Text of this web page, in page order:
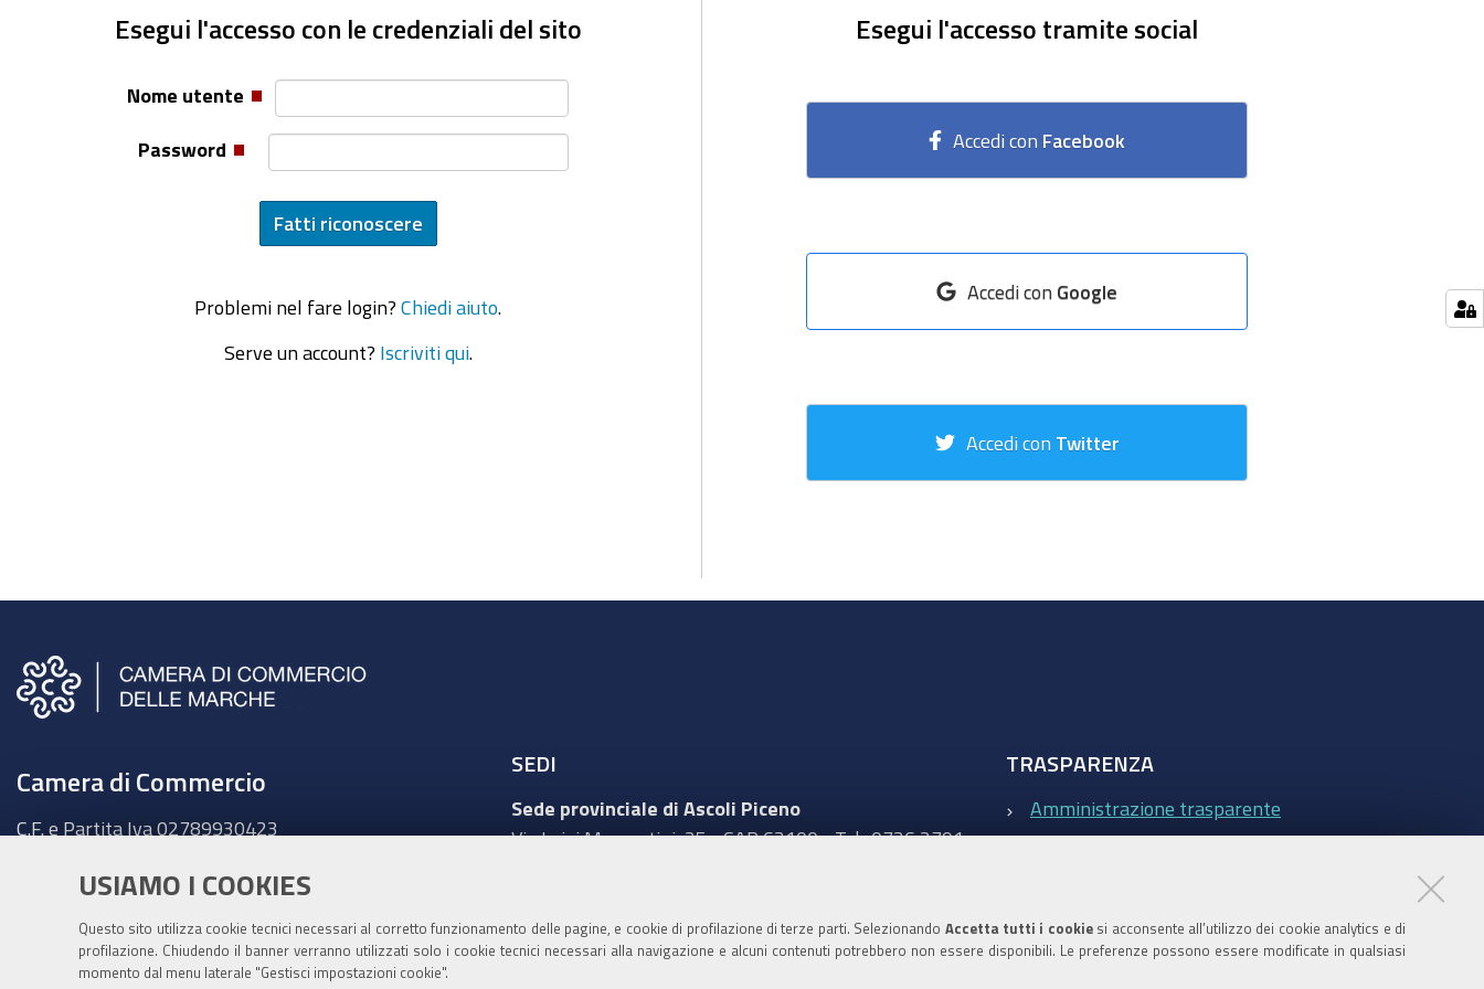
USIAMO I COOKIES
Questo sito utilizza cookie tecnici necessari al corretto funzionamento delle pagine, e cookie di profilazione di terze parti. Selezionando Accetta tutti i cookiesi acconsente all’utilizzo dei cookie analytics e di
profilazione. Chiudendo il banner verranno utilizzati solo i cookie tecnici necessari alla navigazione e alcuni contenuti potrebbero non essere disponibili. Le preferenze possono essere modificate in qualsiasi
momento dal menu laterale "Gestisci impostazioni cookie".
Esegui l'accesso con le credenziali del sito
Nome utente
Password
Problemi nel fare login? Chiedi aiuto
Serve un account? Iscriviti qui.
Esegui l'accesso tramite social
Accedi con Facebook
Accedi con Google
Accedi con Twitter
Camera di Commercio
C.F. e Partita Iva 02789930423
Ancona - Largo XXIV Maggio, 1 - CAP 60123
Fatt. elettronica - Cod. univoco:UFKY7Z
cciaa@pec.marche.camcom.it
SEDI
Sede provinciale di Ascoli Piceno
Via Luigi Mercantini, 25 - CAP 63100 - Tel.: 0736 2791
Sede provinciale di Macerata
TRASPARENZA
Amministrazione trasparente